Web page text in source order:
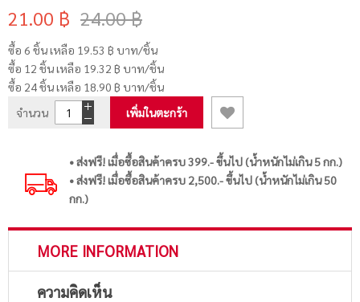
21.00 ฿ 24.00 ฿
ซื้อ 6 ชิ้น เหลือ 19.53 ฿ บาท/ชิ้น
ซื้อ 12 ชิ้น เหลือ 19.32 ฿ บาท/ชิ้น
ซื้อ 24 ชิ้น เหลือ 18.90 ฿ บาท/ชิ้น
จำนวน
เพิ่มในตะกร้า
• ส่งฟรี! เมื่อซื้อสินค้าครบ 399.- ขึ้นไป (น้ำหนักไม่เกิน 5 กก.)
• ส่งฟรี! เมื่อซื้อสินค้าครบ 2,500.- ขึ้นไป (น้ำหนักไม่เกิน 50
กก.)
MORE INFORMATION
ความคิดเห็น